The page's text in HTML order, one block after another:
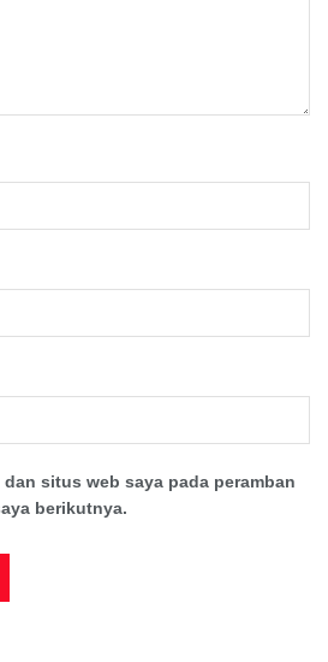
dan situs web saya pada peramban
berikutnya.